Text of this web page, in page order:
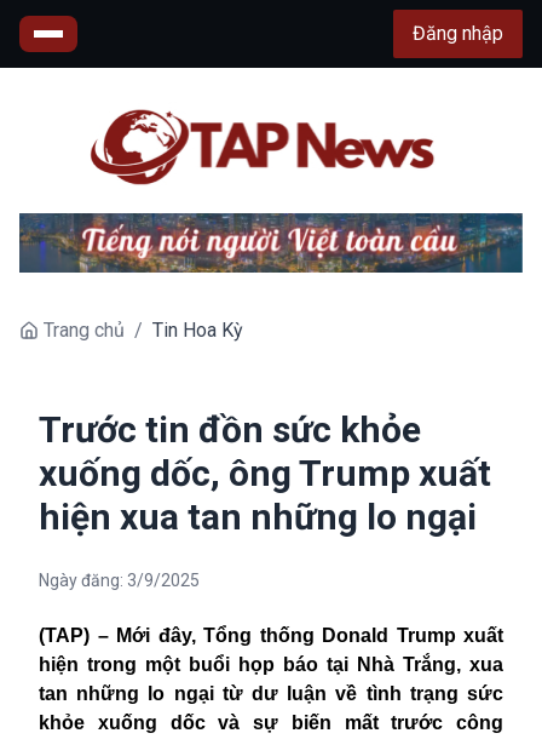
Đăng nhập
Trang chủ / Tin Hoa Kỳ
Trước tin đồn sức khỏe
xuống dốc, ông Trump xuất
hiện xua tan những lo ngại
Ngày đăng: 3/9/2025
(TAP) – Mới đây, Tổng thống Donald Trump xuất
hiện trong một buổi họp báo tại Nhà Trắng, xua
tan những lo ngại từ dư luận về tình trạng sức
khỏe xuống dốc và sự biến mất trước công